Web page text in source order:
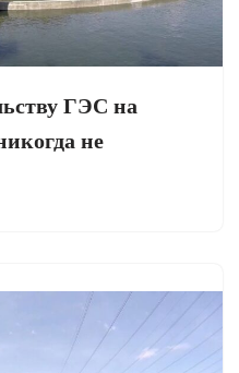
ГЭС на
не